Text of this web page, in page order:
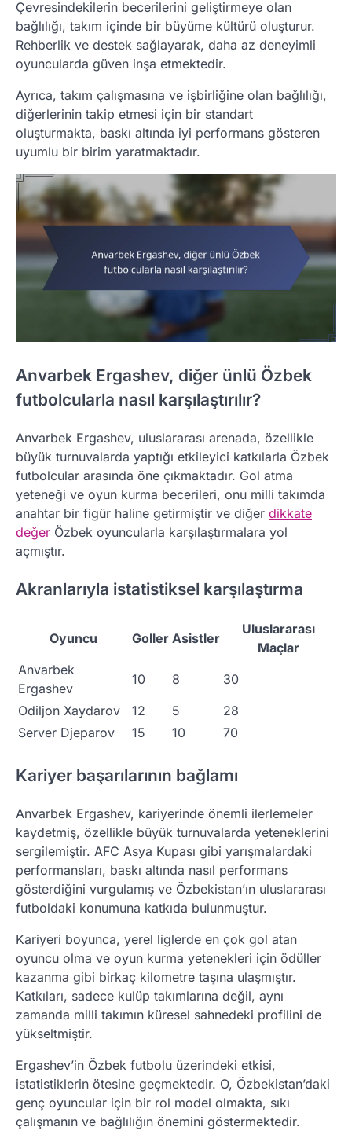
Çevresindekilerin becerilerini geliştirmeye olan
bağlılığı, takım içinde bir büyüme kültürü oluşturur.
Rehberlik ve destek sağlayarak, daha az deneyimli
oyuncularda güven inşa etmektedir.
Ayrıca, takım çalışmasına ve işbirliğine olan bağlılığı,
diğerlerinin takip etmesi için bir standart
oluşturmakta, baskı altında iyi performans gösteren
uyumlu bir birim yaratmaktadır.
Anvarbek Ergashev, diğer ünlü Özbek
futbolcularla nasıl karşılaştırılır?
Anvarbek Ergashev, uluslararası arenada, özellikle
büyük turnuvalarda yaptığı etkileyici katkılarla Özbek
futbolcular arasında öne çıkmaktadır. Gol atma
yeteneği ve oyun kurma becerileri, onu milli takımda
anahtar bir figür haline getirmiştir ve diğer dikkate
değer Özbek oyuncularla karşılaştırmalara yol
açmıştır.
Akranlarıyla istatistiksel karşılaştırma
Oyuncu Goller Asistler
Uluslararası
Maçlar
Anvarbek
Ergashev
10 8
30
Odiljon Xaydarov
12 5
28
Server Djeparov
15 10 70
Kariyer başarılarının bağlamı
Anvarbek Ergashev, kariyerinde önemli ilerlemeler
kaydetmiş, özellikle büyük turnuvalarda yeteneklerini
sergilemiştir. AFC Asya Kupası gibi yarışmalardaki
performansları, baskı altında nasıl performans
gösterdiğini vurgulamış ve Özbekistan’ın uluslararası
futboldaki konumuna katkıda bulunmuştur.
Kariyeri boyunca, yerel liglerde en çok gol atan
oyuncu olma ve oyun kurma yetenekleri için ödüller
kazanma gibi birkaç kilometre taşına ulaşmıştır.
Katkıları, sadece kulüp takımlarına değil, aynı
zamanda milli takımın küresel sahnedeki profilini de
yükseltmiştir.
Ergashev’in Özbek futbolu üzerindeki etkisi,
istatistiklerin ötesine geçmektedir. O, Özbekistan’daki
genç oyuncular için bir rol model olmakta, sıkı
çalışmanın ve bağlılığın önemini göstermektedir.